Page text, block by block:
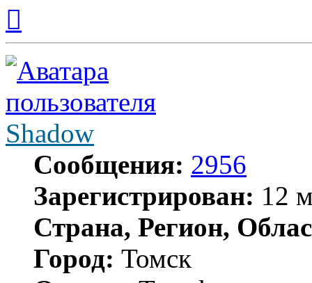
началу
Shadow
Сообщения: 2956
Зарегистрирован: 12
Страна, Регион,
Город: Томск